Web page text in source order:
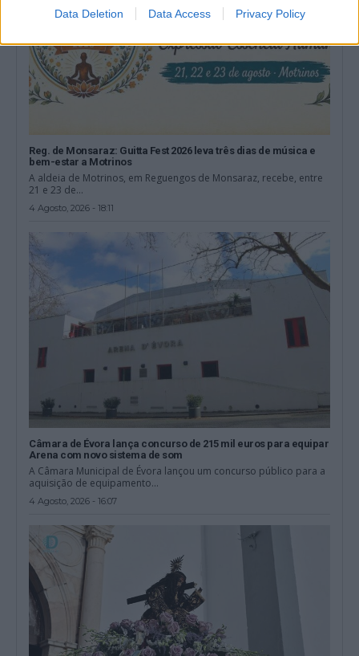
Data Deletion Data Access Privacy Policy
Reg. de Monsaraz: Guitta Fest 2026 leva três dias de música e
bem-estar a Motrinos
A aldeia de Motrinos, em Reguengos de Monsaraz, recebe, entre
21 e 23 de...
4 Agosto, 2026 - 18:11
Câmara de Évora lança concurso de 215 mil euros para equipar
Arena com novo sistema de som
A Câmara Municipal de Évora lançou um concurso público para a
aquisição de equipamento...
4 Agosto, 2026 - 16:07